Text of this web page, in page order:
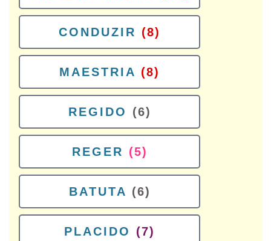
CONDUZIR (8)
MAESTRIA (8)
REGIDO (6)
REGER (5)
BATUTA (6)
PLACIDO (7)